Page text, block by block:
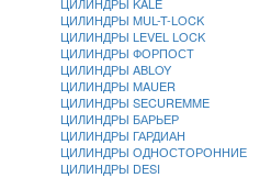
ЦИЛИНДРЫ MUL-T-LOCK
ЦИЛИНДРЫ LEVEL LOCK
ЦИЛИНДРЫ ФОРПОСТ
ЦИЛИНДРЫ ABLOY
ЦИЛИНДРЫ MAUER
ЦИЛИНДРЫ SECUREMME
ЦИЛИНДРЫ БАРЬЕР
ЦИЛИНДРЫ ГАРДИАН
ЦИЛИНДРЫ ОДНОСТОРОННИЕ
ЦИЛИНДРЫ DESI